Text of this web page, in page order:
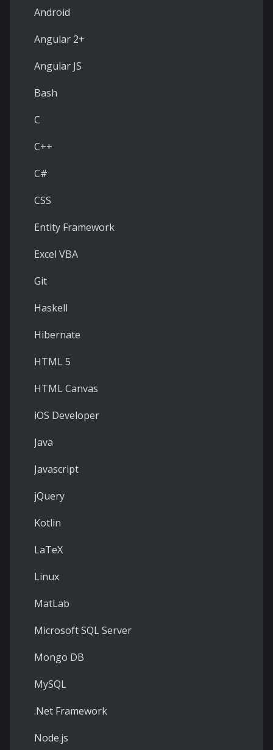
Android
Angular 2+
Angular JS
Bash
C
C++
C#
CSS
Entity Framework
Excel VBA
Git
Haskell
Hibernate
HTML 5
HTML Canvas
iOS Developer
Java
Javascript
jQuery
Kotlin
LaTeX
Linux
MatLab
Microsoft SQL Server
Mongo DB
MySQL
.Net Framework
Node.js